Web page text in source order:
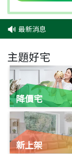
最新消息
主題好宅
降價宅
新上架